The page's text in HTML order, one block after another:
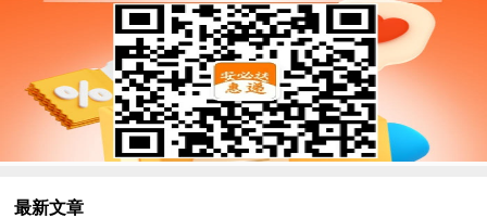
最新文章